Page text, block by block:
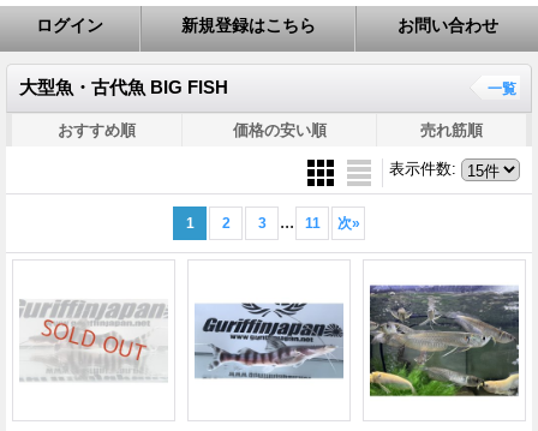
ログイン 新規登録はこちら お問い合わせ
大型魚・古代魚 BIG FISH 一覧
おすすめ順 価格の安い順 売れ筋順
表示件数:
1 2 3 ... 11 次»